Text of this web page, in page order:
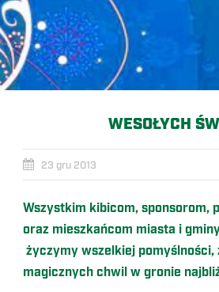
WESOŁYCH
23 gru 2013
Wszystkim kibicom, sponsorom,
oraz mieszkańcom miasta i
życzymy wszelkiej pomyślności,
magicznych chwil w gronie